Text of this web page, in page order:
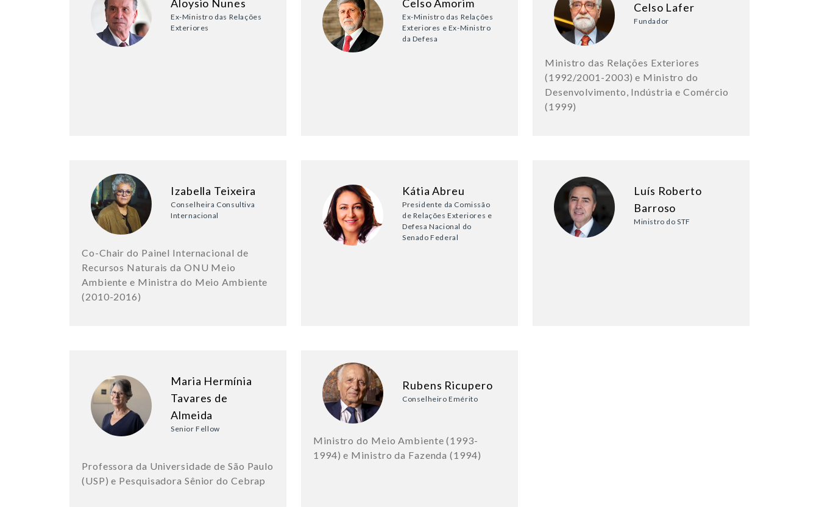
Aloysio Nunes
Ex-Ministro das Relações
Exteriores
Celso Amorim
Ex-Ministro das Relações
Exteriores e Ex-Ministro
da Defesa
Celso Lafer
Fundador
Ministro das Relações Exteriores
(1992/2001-2003) e Ministro do
Desenvolvimento, Indústria e Comércio
(1999)
Izabella Teixeira
Conselheira Consultiva
Internacional
Co-Chair do Painel Internacional de
Recursos Naturais da ONU Meio
Ambiente e Ministra do Meio Ambiente
(2010-2016)
Kátia Abreu
Presidente da Comissão
de Relações Exteriores e
Defesa Nacional do
Senado Federal
Luís Roberto
Barroso
Ministro do STF
Maria Hermínia
Tavares de
Almeida
Senior Fellow
Professora da Universidade de São Paulo
(USP) e Pesquisadora Sênior do Cebrap
Rubens Ricupero
Conselheiro Emérito
Ministro do Meio Ambiente (1993-
1994) e Ministro da Fazenda (1994)